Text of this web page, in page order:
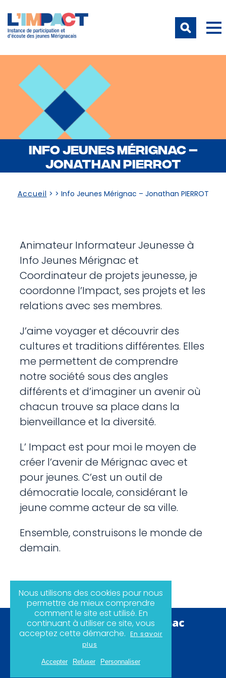
INFO JEUNES MÉRIGNAC –
JONATHAN PIERROT
Accueil > > Info Jeunes Mérignac – Jonathan PIERROT
Animateur Informateur Jeunesse à
Info Jeunes Mérignac et
Coordinateur de projets jeunesse, je
coordonne l’Impact, ses projets et les
relations avec ses membres.
J’aime voyager et découvrir des
cultures et traditions différentes. Elles
me permettent de comprendre
notre société sous des angles
différents et d’imaginer un avenir où
chacun trouve sa place dans la
bienveillance et la diversité.
L’ Impact est pour moi le moyen de
créer l’avenir de Mérignac avec et
pour jeunes. C’est un outil de
démocratie locale, considérant le
jeune comme acteur de sa ville.
Ensemble, construisons le monde de
demain.
Politique de confidentialité
Plan du site
Nous utilisons des cookies pour nous
permettre de mieux comprendre
comment le site est utilisé. En
continuant à utiliser ce site, vous
acceptez cette démarche. En savoir
plus
Accepter Refuser Personnaliser